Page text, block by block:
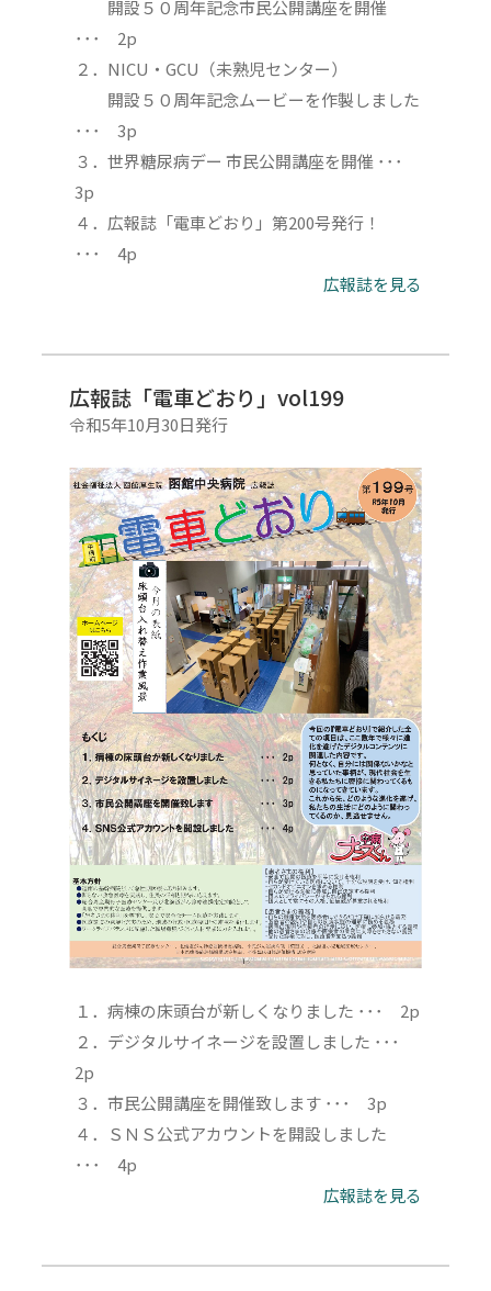
開設５０周年記念市民公開講座を開催
･･･ 2p
２．NICU・GCU（未熟児センター）
開設５０周年記念ムービーを作製しました
･･･ 3p
３．世界糖尿病デー 市民公開講座を開催 ･･･
3p
４．広報誌「電車どおり」第200号発行！
･･･ 4p
広報誌を見る
広報誌「電車どおり」vol199
令和5年10月30日発行
１．病棟の床頭台が新しくなりました ･･･ 2p
２．デジタルサイネージを設置しました ･･･
2p
３．市民公開講座を開催致します ･･･ 3p
４．ＳＮＳ公式アカウントを開設しました
･･･ 4p
広報誌を見る